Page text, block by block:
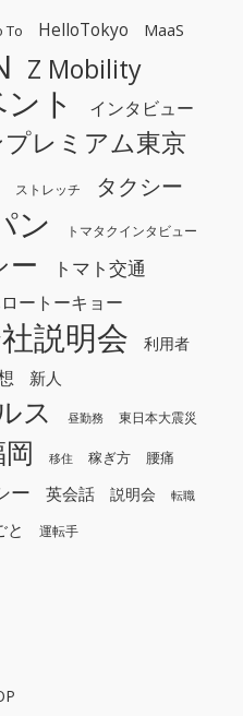
To HelloTokyo MaaS
Z Mobility
ト インタビュー
レミアム東京
ストレッチ タクシー
ン トマタクインタビュー
ー トマト交通
ートーキョー
説明会 利用者
新人
ス 昼勤務 東日本大震災
移住 稼ぎ方 腰痛
ー 英会話 説明会 転職
と 運転手